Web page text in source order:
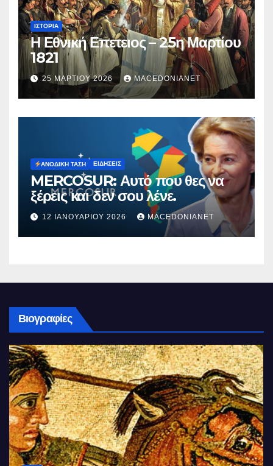
ΙΣΤΟΡΊΑ
Η Εθνική Επετειος – 25η Μαρτίου
1821
25 ΜΑΡΤΊΟΥ 2026 MACEDONIANET
ΑΝΟΔΙΚΉ ΤΆΣΗ ΕΙΔΉΣΕΙΣ
MERCOSUR: Αυτό που θες να
ξέρεις και δεν σου λένε.
12 ΙΑΝΟΥΑΡΊΟΥ 2026 MACEDONIANET
Βιογραφίες